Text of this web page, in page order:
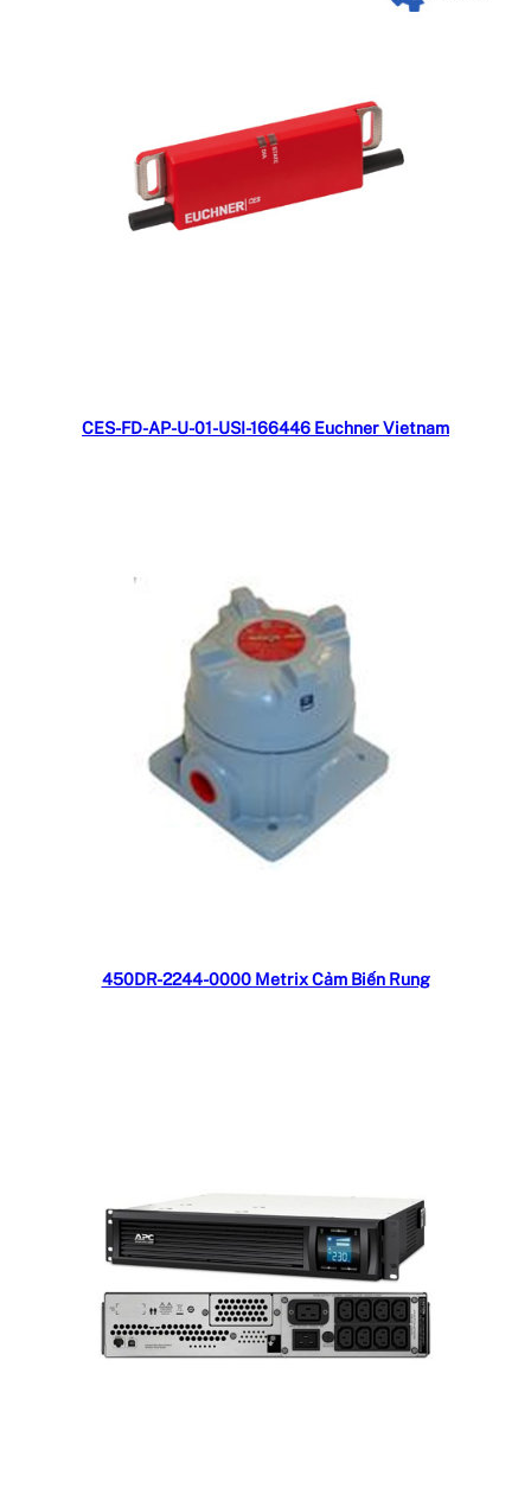
Đọc tiếp
CES-FD-AP-U-01-USI-166446 Euchner Vietnam
Đọc tiếp
450DR-2244-0000 Metrix Cảm Biến Rung